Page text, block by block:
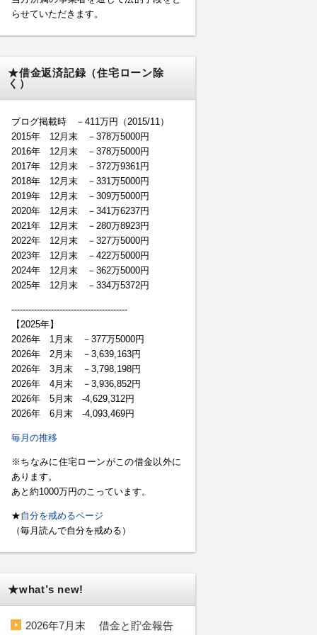
らせていただきます。
★借金返済記録（住宅ローン除
く）
ブログ掲載時 －411万円（2015/11）
2015年 12月末 －378万5000円
2016年 12月末 －378万5000円
2017年 12月末 －372万9361円
2018年 12月末 －331万5000円
2019年 12月末 －309万5000円
2020年 12月末 －341万6237円
2021年 12月末 －280万8923円
2022年 12月末 －327万5000円
2023年 12月末 －422万5000円
2024年 12月末 －362万5000円
2025年 12月末 －334万5372円
-----------------------------------------
【2025年】
2026年 1月末 －377万5000円
2026年 2月末 －3,639,163円
2026年 3月末 －3,798,198円
2026年 4月末 －3,936,852円
2026年 5月末 -4,629,312円
2026年 6月末 -4,093,469円
毎月の推移
※ちなみに住宅ローンがこの借金以外に
あります。
あと約1000万円のこっています。
★自分を戒めるページ
（毎月読んで自分を戒める）
★what’s new!
2026年7月末 借金と貯金報告